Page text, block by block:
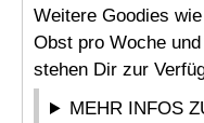
Weitere Goodies
Obst pro Woche
stehen Dir zur
MEHR INFOS